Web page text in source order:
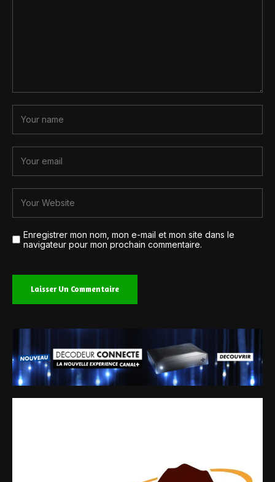
Enregistrer mon nom, mon e-mail et mon site dans le
navigateur pour mon prochain commentaire.